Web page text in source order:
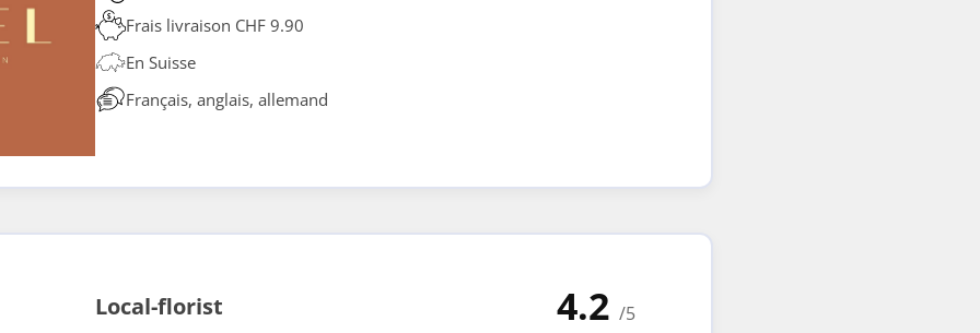
Frais livraison CHF 9.90
En Suisse
Français, anglais, allemand
Local-florist 4.2 /5